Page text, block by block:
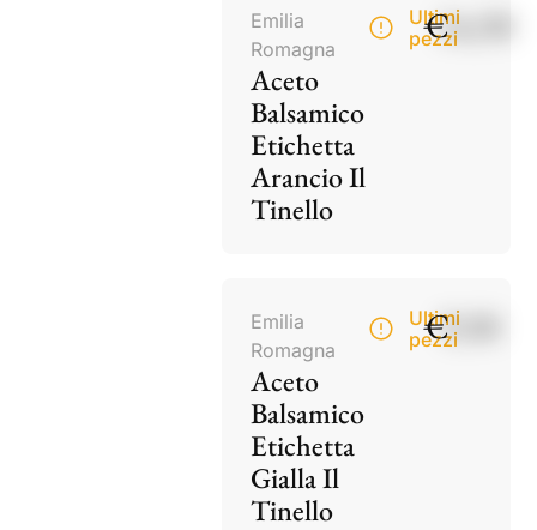
Emilia
Romagna
Aceto
Balsamico
Etichetta
Arancio Il
Tinello
Ultimi
pezzi
€14,50
Emilia
Romagna
Aceto
Balsamico
Etichetta
Gialla Il
Tinello
Ultimi
pezzi
€9,50